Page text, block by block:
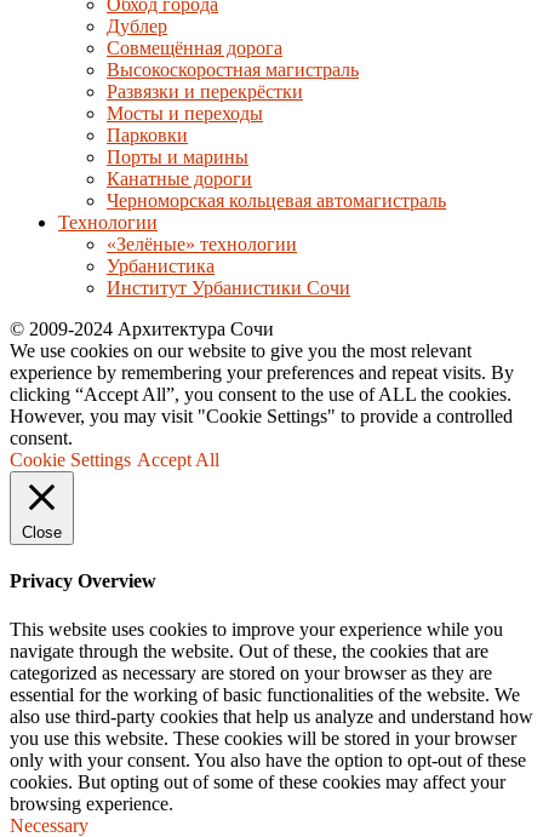
Обход города
Дублер
Совмещённая дорога
Высокоскоростная магистраль
Развязки и перекрёстки
Мосты и переходы
Парковки
Порты и марины
Канатные дороги
Черноморская кольцевая автомагистраль
Технологии
«Зелёные» технологии
Урбанистика
Институт Урбанистики Сочи
© 2009-2024 Архитектура Сочи
We use cookies on our website to give you the most relevant
experience by remembering your preferences and repeat visits. By
clicking “Accept All”, you consent to the use of ALL the cookies.
However, you may visit "Cookie Settings" to provide a controlled
consent.
Cookie Settings Accept All
Close
Privacy Overview
This website uses cookies to improve your experience while you
navigate through the website. Out of these, the cookies that are
categorized as necessary are stored on your browser as they are
essential for the working of basic functionalities of the website. We
also use third-party cookies that help us analyze and understand how
you use this website. These cookies will be stored in your browser
only with your consent. You also have the option to opt-out of these
cookies. But opting out of some of these cookies may affect your
browsing experience.
Necessary